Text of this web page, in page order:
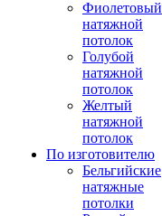
Фиолетовый
натяжной
потолок
Голубой
натяжной
потолок
Желтый
натяжной
потолок
По изготовителю
Бельгийские
натяжные
потолки